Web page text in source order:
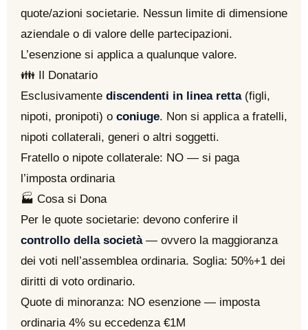
quote/azioni societarie. Nessun limite di dimensione
aziendale o di valore delle partecipazioni.
L’esenzione si applica a qualunque valore.
👪 Il Donatario
Esclusivamente discendenti in linea retta(figli,
nipoti, pronipoti) o coniuge. Non si applica a fratelli,
nipoti collaterali, generi o altri soggetti.
Fratello o nipote collaterale: NO — si paga
l’imposta ordinaria
🏭 Cosa si Dona
Per le quote societarie: devono conferire il
controllo della società— ovvero la maggioranza
dei voti nell’assemblea ordinaria. Soglia: 50%+1 dei
diritti di voto ordinario.
Quote di minoranza: NO esenzione — imposta
ordinaria 4% su eccedenza €1M